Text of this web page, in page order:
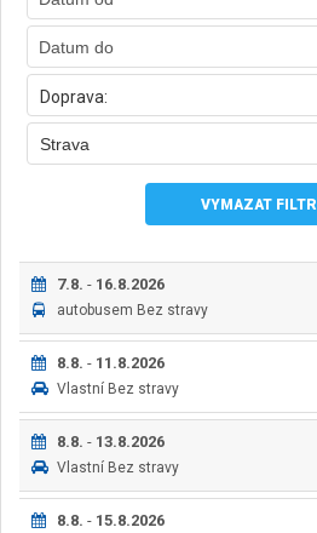
Doprava:
Strava
VYMAZAT FILTR
7.8. - 16.8.2026
autobusem Bez stravy
8.8. - 11.8.2026
Vlastní Bez stravy
8.8. - 13.8.2026
Vlastní Bez stravy
8.8. - 15.8.2026